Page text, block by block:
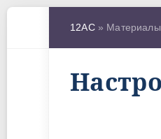
12AC» Материалы